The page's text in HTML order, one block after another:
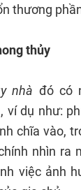
thương
thủy
nhà đó có
ví dụ như:
chĩa vào,
nhìn ra
việc ảnh